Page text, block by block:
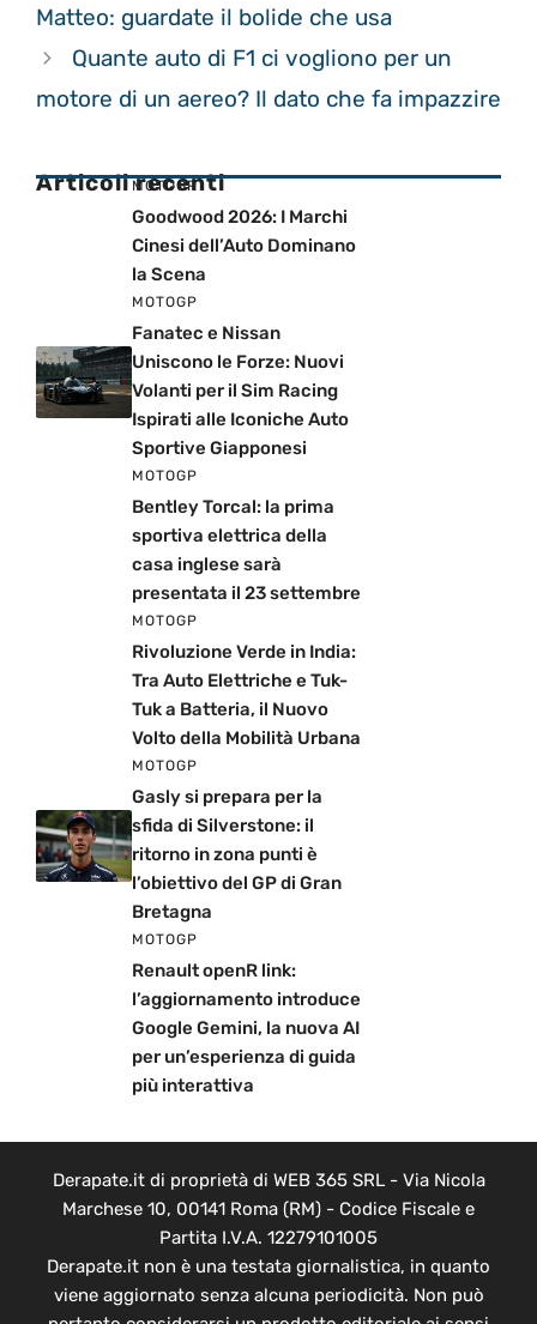
Matteo: guardate il bolide che usa
Quante auto di F1 ci vogliono per un
motore di un aereo? Il dato che fa impazzire
Articoli recenti
MOTOGP
Goodwood 2026: I Marchi
Cinesi dell’Auto Dominano
la Scena
MOTOGP
Fanatec e Nissan
Uniscono le Forze: Nuovi
Volanti per il Sim Racing
Ispirati alle Iconiche Auto
Sportive Giapponesi
MOTOGP
Bentley Torcal: la prima
sportiva elettrica della
casa inglese sarà
presentata il 23 settembre
MOTOGP
Rivoluzione Verde in India:
Tra Auto Elettriche e Tuk-
Tuk a Batteria, il Nuovo
Volto della Mobilità Urbana
MOTOGP
Gasly si prepara per la
sfida di Silverstone: il
ritorno in zona punti è
l’obiettivo del GP di Gran
Bretagna
MOTOGP
Renault openR link:
l’aggiornamento introduce
Google Gemini, la nuova AI
per un’esperienza di guida
più interattiva
Derapate.it di proprietà di WEB 365 SRL - Via Nicola
Marchese 10, 00141 Roma (RM) - Codice Fiscale e
Partita I.V.A. 12279101005
Derapate.it non è una testata giornalistica, in quanto
viene aggiornato senza alcuna periodicità. Non può